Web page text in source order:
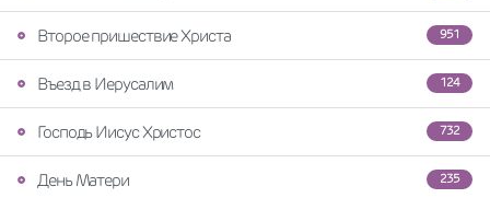
951
Второе пришествие Христа
124
Въезд в Иерусалим
732
Господь Иисус Христос
235
День Матери